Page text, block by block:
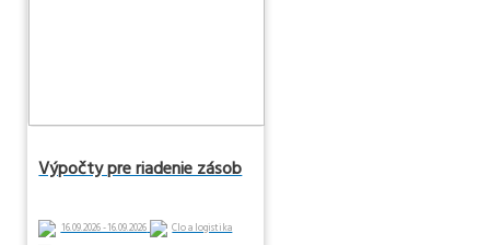
Výpočty pre riadenie zásob
16.09.2026 - 16.09.2026
Clo a logistika